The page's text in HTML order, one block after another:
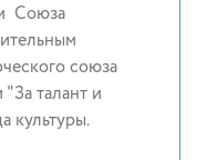
Союза
союза
талант и
культуры.